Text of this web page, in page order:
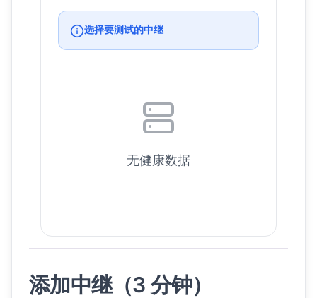
选择要测试的中继
无健康数据
添加中继（3 分钟）